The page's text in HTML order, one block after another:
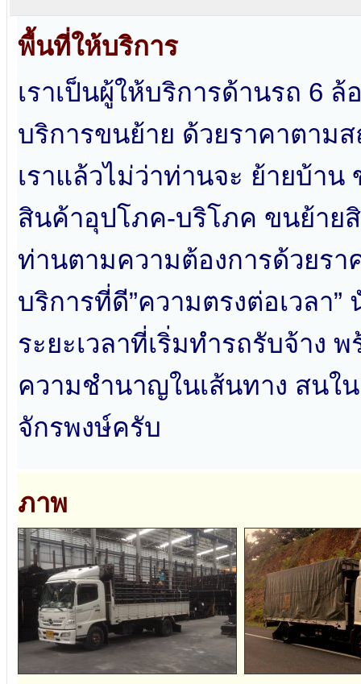
พื้นที่ให้บริการ
เราเป็นผู้ให้บริการด้านรถ 6
บริการขนย้าย ด้วยราคาตาม
เราแล้วไม่ว่าท่านจะ ย้ายบ้า
สินค้าอุปโภค-บริโภค ขนย้าย
ท่านตามความต้องการด้วยร
บริการที่ดี”ความตรงต่อเวลา
ระยะเวลาที่เริ่มทำรถรับจ้าง
ความชำนาญในเส้นทาง สนใน
จักรพงษ์ครับ
ภาพ